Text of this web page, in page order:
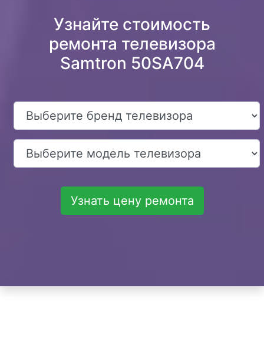
Узнайте стоимость
ремонта телевизора
Samtron 50SA704
Узнать цену ремонта